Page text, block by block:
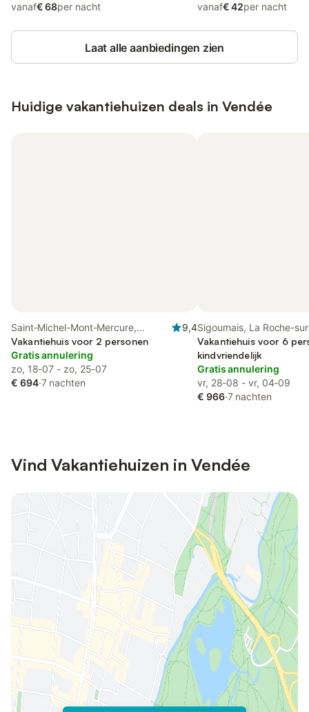
vanaf€ 68per nacht vanaf€ 42per nacht
Laat alle aanbiedingen zien
Huidige vakantiehuizen deals in Vendée
Saint-Michel-Mont-Mercure,
Fontenay-le-Comte
9,4
Vakantiehuis voor 2 personen
Gratis annulering
zo, 18-07 - zo, 25-07
€ 694·7 nachten
Sigournais, La Roche-
omgeving
Vakantiehuis voor 6
kindvriendelijk
Gratis annulering
vr, 28-08 - vr, 04-09
€ 966·7 nachten
Vind Vakantiehuizen in Vendée